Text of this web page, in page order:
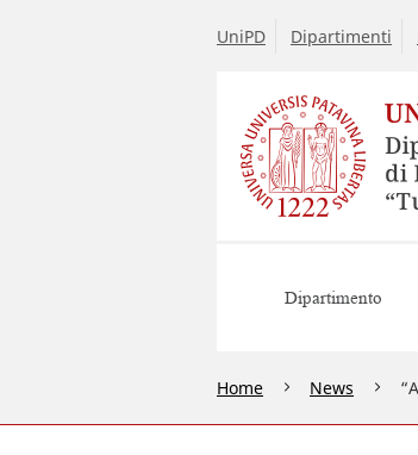
UniPD Dipartimenti
Dipartimento
Home News